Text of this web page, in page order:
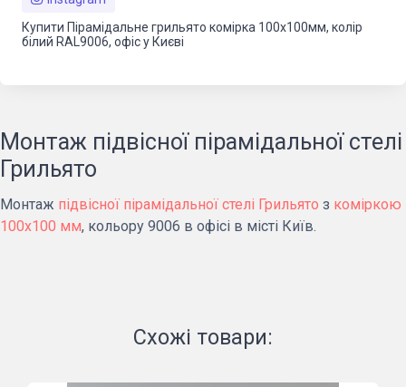
Купити Пірамідальне грильято комірка 100х100мм, колір
білий RAL9006, офіс у Києві
Монтаж підвісної пірамідальної стелі
Грильято
Монтаж підвісної пірамідальної стелі Грильято з коміркою
100х100 мм, кольору 9006 в офісі в місті Київ.
Схожі товари: